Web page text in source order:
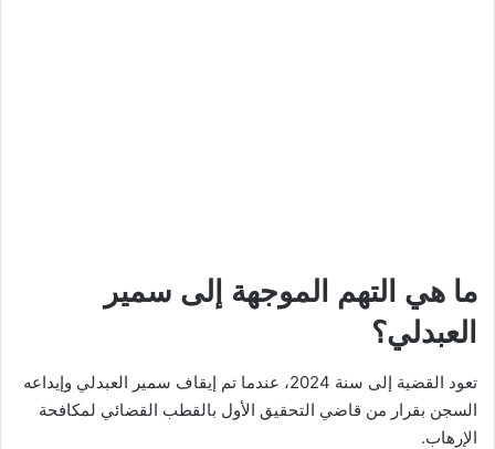
ما هي التهم الموجهة إلى سمير
العبدلي؟
تعود القضية إلى سنة 2024، عندما تم إيقاف سمير العبدلي وإيداعه
السجن بقرار من قاضي التحقيق الأول بالقطب القضائي لمكافحة
الإرهاب.